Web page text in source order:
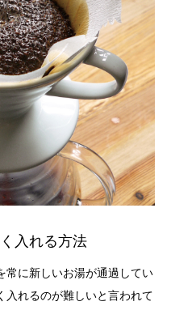
入れる方法
常に新しいお湯が通過してい
入れるのが難しいと言われて